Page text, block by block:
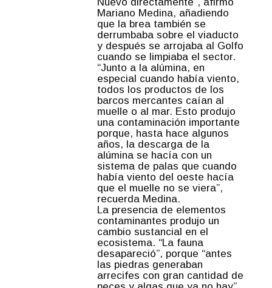
Mariano Medina, añadiendo
que la brea también se
derrumbaba sobre el viaducto
y después se arrojaba al Golfo
cuando se limpiaba el sector.
“Junto a la alúmina, en
especial cuando había viento,
todos los productos de los
barcos mercantes caían al
muelle o al mar. Esto produjo
una contaminación importante
porque, hasta hace algunos
años, la descarga de la
alúmina se hacía con un
sistema de palas que cuando
había viento del oeste hacía
que el muelle no se viera”,
recuerda Medina.
La presencia de elementos
contaminantes produjo un
cambio sustancial en el
ecosistema. “La fauna
desapareció”, porque “antes
las piedras generaban
arrecifes con gran cantidad de